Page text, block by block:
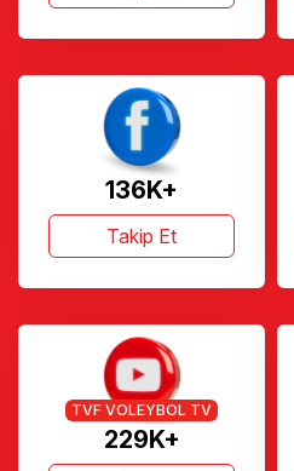
136K+
Takip Et
229K+
TVF VOLEYBOL TV